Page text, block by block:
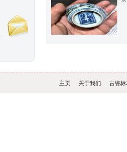
主页 关于我们 古瓷标